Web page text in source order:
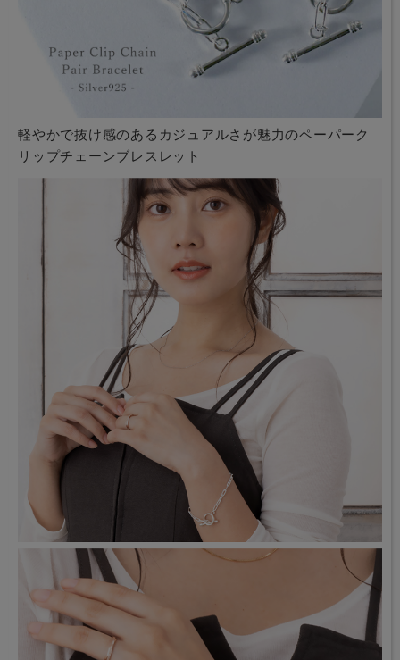
軽やかで抜け感のあるカジュアルさが魅力のペーパーク
リップチェーンブレスレット